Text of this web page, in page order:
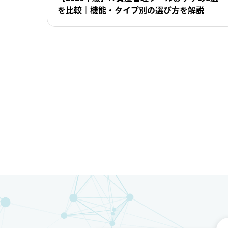
を比較｜機能・タイプ別の選び方を解説